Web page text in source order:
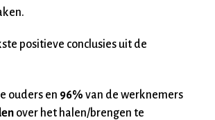
positieve conclusies uit de
ouders en 96% van de werknemers
over het halen/brengen te